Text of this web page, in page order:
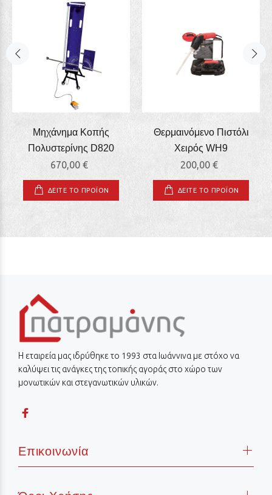
Μηχάνημα Κοπής
Πολυστερίνης D820
670,00 €
ΔΕΙΤΕ ΤΟ ΠΡΟΪΟΝ
Θερμαινόμενο Πιστόλι
Χειρός WΗ9
200,00 €
ΔΕΙΤΕ ΤΟ ΠΡΟΪΟΝ
Η εταιρεία μας ιδρύθηκε το 1993 στα Ιωάννινα με στόχο να
καλύψει τις ανάγκες της τοπικής αγοράς στο χώρο των
μονωτικών και στεγανωτικών υλικών.
Επικοινωνία